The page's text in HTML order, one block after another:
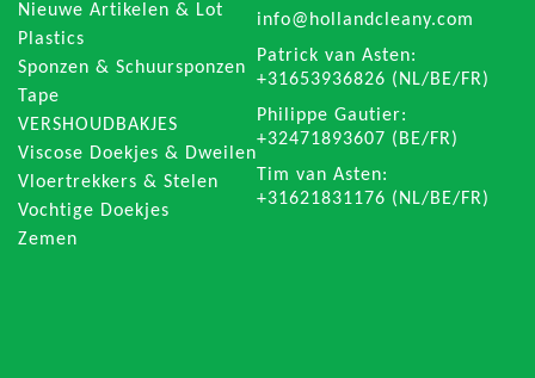
Nieuwe Artikelen & Lot
Plastics
Sponzen & Schuursponzen
Tape
VERSHOUDBAKJES
Viscose Doekjes & Dweilen
Vloertrekkers & Stelen
Vochtige Doekjes
Zemen
info@hollandcleany.com
Patrick van Asten:
+31653936826 (NL/BE/FR)
Philippe Gautier:
+32471893607 (BE/FR)
Tim van Asten:
+31621831176 (NL/BE/FR)